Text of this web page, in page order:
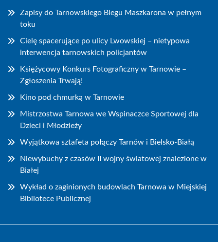
Zapisy do Tarnowskiego Biegu Maszkarona w pełnym
toku
Cielę spacerujące po ulicy Lwowskiej – nietypowa
interwencja tarnowskich policjantów
Księżycowy Konkurs Fotograficzny w Tarnowie –
Zgłoszenia Trwają!
Kino pod chmurką w Tarnowie
Mistrzostwa Tarnowa we Wspinaczce Sportowej dla
Dzieci i Młodzieży
Wyjątkowa sztafeta połączy Tarnów i Bielsko-Białą
Niewybuchy z czasów II wojny światowej znalezione w
Białej
Wykład o zaginionych budowlach Tarnowa w Miejskiej
Bibliotece Publicznej